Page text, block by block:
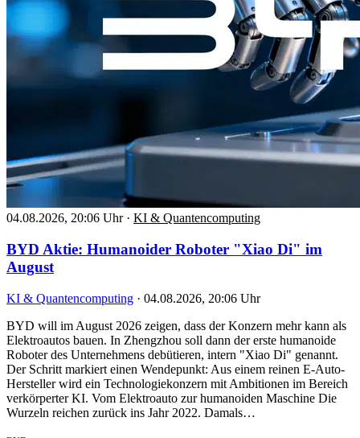
04.08.2026, 20:06 Uhr · KI & Quantencomputing
BYD Aktie: Humanoider Roboter "Xiao Di" im
August
KI & Quantencomputing · 04.08.2026, 20:06 Uhr
BYD will im August 2026 zeigen, dass der Konzern mehr kann als
Elektroautos bauen. In Zhengzhou soll dann der erste humanoide
Roboter des Unternehmens debütieren, intern "Xiao Di" genannt.
Der Schritt markiert einen Wendepunkt: Aus einem reinen E-Auto-
Hersteller wird ein Technologiekonzern mit Ambitionen im Bereich
verkörperter KI. Vom Elektroauto zur humanoiden Maschine Die
Wurzeln reichen zurück ins Jahr 2022. Damals…